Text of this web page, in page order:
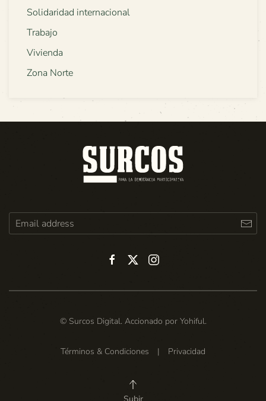
Solidaridad internacional
Trabajo
Vivienda
Zona Norte
© Surcos Digital. Accionado por Yohiful.
Términos & Condiciones | Privacidad